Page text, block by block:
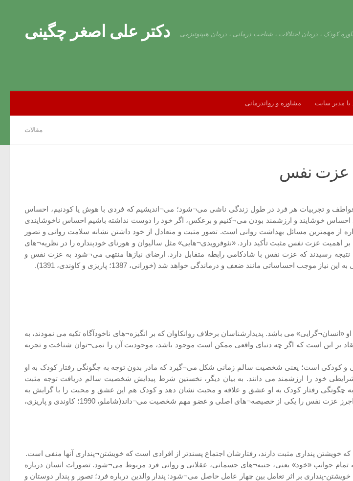
دکتر علی اصغر چگینی کودک ، درمان اختلالات ، شناخت درمانی ، درمان هیپنوتیزمی
مدیر سایت مشاوره و رواندرمانی
مقالات
عزت نفس
و تجربیات هر فرد در طول زندگی ناشی می¬شود؛ می¬اندیشیم که فردی با هوش یا کودنیم، احساس
خوشایند و ارزشمند بودن می¬کنیم و برعکس، اگر خود را دوست نداشته باشیم احساس ناخوشایندی
از مهمترین مسائل بهداشت روانی است. تصور مثبت و متعادل از خود داشتن نشانه سلامت روانی و تصور
عزت نفس مثبت تأکید دارد. «نئوفرویدی¬هایی» مثل سالیوان و هورنای خودپنداره را در نظریه¬های
رسیدند که عزت نفس با شادکامی رابطه متقابل دارد. ارضای نیازها منتهی می¬شود به عزت نفس و
احساساتی مانند ضعف و درماندگی خواهد شد (خورانی، 1387؛ پاریزی و کاوندی، 1391).
می باشد. پدیدارشناسان برخلاف روانکاوان که بر انگیزه¬های ناخودآگاه تکیه می نمودند، به
بر این است که اگر چه دنیای واقعی ممکن است موجود باشد، موجودیت آن را نمی¬توان شناخت و تجربه
کودکی است؛ یعنی شخصیت سالم زمانی شکل می¬گیرد که مادر بدون توجه به چگونگی رفتار کودک به او
خود را ارزشمند می دانند. به بیان دیگر، نخستین شرط پیدایش شخصیت سالم دریافت توجه مثبت
رفتار کودک به او عشق و علاقه و محبت نشان دهد و کودک هم این عشق و محبت را با گرایش به
شیوه های خاص به یک رشته هنجارها و معیارهای درونی شده تبدیل نماید. در چنین شرایطی راجرز عزت نفس را یکی از خصیصه¬های اصلی و عضو مهم شخصیت می¬داند(شاملو، 1990؛ کاوندی و پاریزی،
خویشتن پنداری مثبت دارند، رفتارشان اجتماع پسندتر از افرادی است که خویشتن¬پنداری آنها منفی است.
تمام جوانب «خود» یعنی، جنبه¬های جسمانی، عقلانی و روانی فرد مربوط می¬شود. تصورات انسان درباره
پنداری بر اثر تعامل بین چهار عامل حاصل می¬شود: پندار والدین درباره فرد؛ تصور و پندار دوستان و